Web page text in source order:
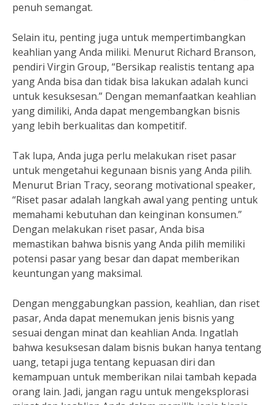
penuh semangat.
Selain itu, penting juga untuk mempertimbangkan
keahlian yang Anda miliki. Menurut Richard Branson,
pendiri Virgin Group, “Bersikap realistis tentang apa
yang Anda bisa dan tidak bisa lakukan adalah kunci
untuk kesuksesan.” Dengan memanfaatkan keahlian
yang dimiliki, Anda dapat mengembangkan bisnis
yang lebih berkualitas dan kompetitif.
Tak lupa, Anda juga perlu melakukan riset pasar
untuk mengetahui kegunaan bisnis yang Anda pilih.
Menurut Brian Tracy, seorang motivational speaker,
“Riset pasar adalah langkah awal yang penting untuk
memahami kebutuhan dan keinginan konsumen.”
Dengan melakukan riset pasar, Anda bisa
memastikan bahwa bisnis yang Anda pilih memiliki
potensi pasar yang besar dan dapat memberikan
keuntungan yang maksimal.
Dengan menggabungkan passion, keahlian, dan riset
pasar, Anda dapat menemukan jenis bisnis yang
sesuai dengan minat dan keahlian Anda. Ingatlah
bahwa kesuksesan dalam bisnis bukan hanya tentang
uang, tetapi juga tentang kepuasan diri dan
kemampuan untuk memberikan nilai tambah kepada
orang lain. Jadi, jangan ragu untuk mengeksplorasi